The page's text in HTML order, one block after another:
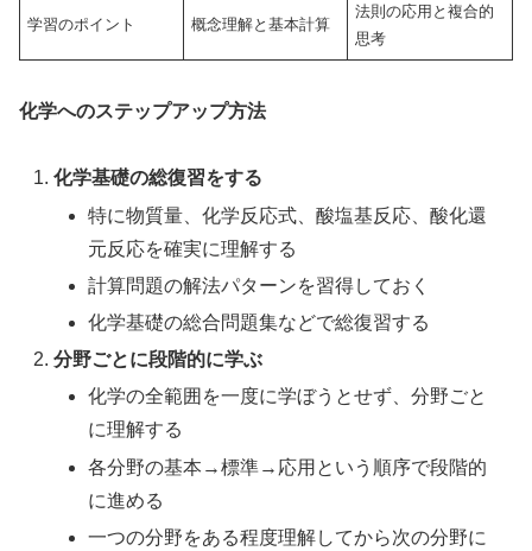
学習のポイント 概念理解と基本計算
法則の応用と複合的
思考
化学へのステップアップ方法
化学基礎の総復習をする
特に物質量、化学反応式、酸塩基反応、酸化還
元反応を確実に理解する
計算問題の解法パターンを習得しておく
化学基礎の総合問題集などで総復習する
分野ごとに段階的に学ぶ
化学の全範囲を一度に学ぼうとせず、分野ごと
に理解する
各分野の基本→標準→応用という順序で段階的
に進める
一つの分野をある程度理解してから次の分野に